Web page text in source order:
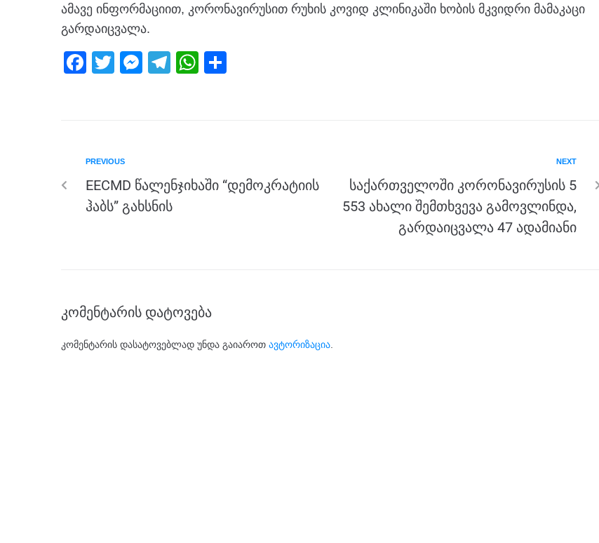
ამავე ინფორმაციით, კორონავირუსით რუხის კოვიდ კლინიკაში ხობის მკვიდრი მამაკაცი
გარდაიცვალა.
F
b
o
o
k
T
M
er
T
m
W
p
p
PREVIOUS
EECMD წალენჯიხაში “დემოკრატიის
ჰაბს” გახსნის
NEXT
საქართველოში კორონავირუსის 5
553 ახალი შემთხვევა გამოვლინდა,
გარდაიცვალა 47 ადამიანი
კომენტარის დატოვება
კომენტარის დასატოვებლად უნდა გაიაროთ ავტორიზაცია